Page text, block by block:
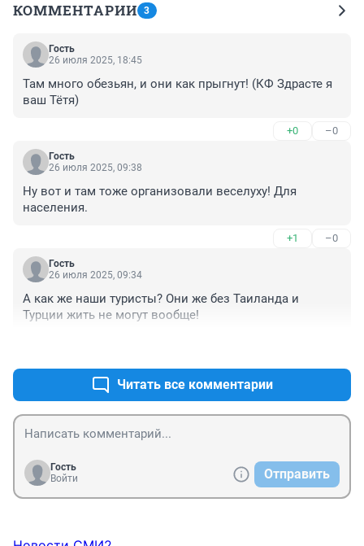
КОММЕНТАРИИ 3
Гость
26 июля 2025, 18:45
Там много обезьян, и они как прыгнут! (КФ Здрасте я
ваш Тётя)
+0 –0
Гость
26 июля 2025, 09:38
Ну вот и там тоже организовали веселуху! Для
населения.
+1 –0
Гость
26 июля 2025, 09:34
А как же наши туристы? Они же без Таиланда и
Турции жить не могут вообще!
Читать все комментарии
Гость
Войти
Отправить